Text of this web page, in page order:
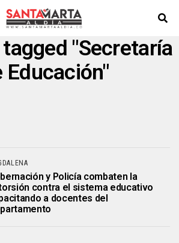
"Secretaría
Educación"
y Policía combaten la
contra el sistema educativo
a docentes del